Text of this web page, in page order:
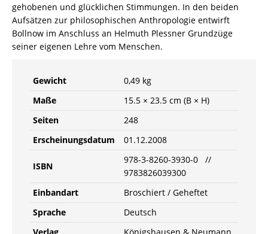
gehobenen und glücklichen Stimmungen. In den beiden
Aufsätzen zur philosophischen Anthropologie entwirft
Bollnow im Anschluss an Helmuth Plessner Grundzüge
seiner eigenen Lehre vom Menschen.
Gewicht
0,49 kg
Maße
15.5 × 23.5 cm (B × H)
Seiten
248
Erscheinungsdatum
01.12.2008
ISBN
978-3-8260-3930-0 //
9783826039300
Einbandart
Broschiert / Geheftet
Sprache
Deutsch